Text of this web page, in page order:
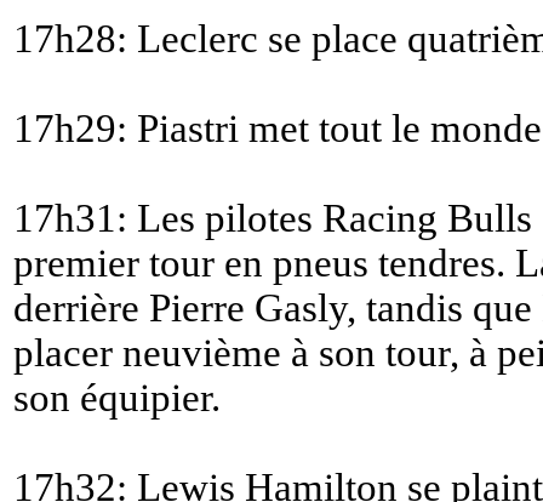
17h28: Leclerc se place
17h29: Piastri met tout le
17h31: Les pilotes Racing
premier tour en pneus tendres.
derrière Pierre Gasly, tandis
placer neuvième à son tour, à
son équipier.
17h32: Lewis Hamilton se